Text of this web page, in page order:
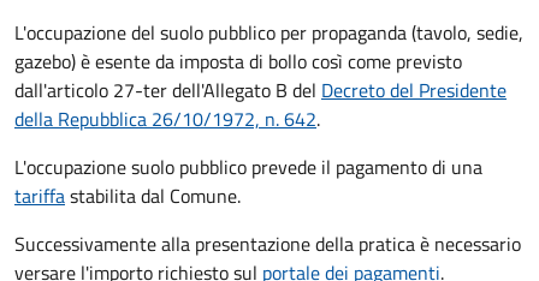
L'occupazione del suolo pubblico per propaganda (tavolo, sedie,
gazebo) è esente da imposta di bollo così come previsto
dall'articolo 27-ter dell'Allegato B del Decreto del Presidente
della Repubblica 26/10/1972, n. 642.
L'occupazione suolo pubblico prevede il pagamento di una
tariffastabilita dal Comune.
Successivamente alla presentazione della pratica è necessario
versare l'importo richiesto sul portale dei pagamenti.